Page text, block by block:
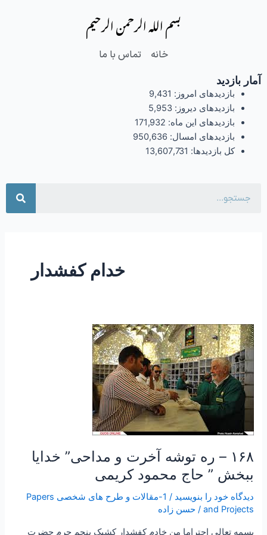
بسم الله الرحمن الرحیم
خانه تماس با ما
آمار بازدید
بازدیدهای امروز: 9,431
بازدیدهای دیروز: 5,953
بازدیدهای این ماه: 171,932
بازدیدهای امسال: 950,636
کل بازدیدها: 13,607,731
خدام کفشدار
۱۶۸ – ره توشه آخرت و مداحی” خدایا
ببخش ” حاج محمود کریمی
دیدگاه‌ خود را بنویسید /
1-مقالات و طرح های شخصی Papers
and Projects
/حسن زاده
بسمه تعالی احتراما من خادم کفشدار کشیک پنجم حرم حضرت
۱۶۸
–
ره
توشه
آخرت
و
خدایا
”
حاج
کریمی